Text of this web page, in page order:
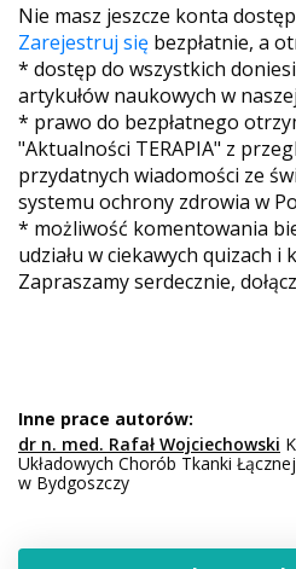
Nie masz jeszcze konta
Zarejestruj się bezpłatnie, a
* dostęp do wszystkich
artykułów naukowych w
* prawo do bezpłatnego
"Aktualności TERAPIA" z
przydatnych wiadomości ze
systemu ochrony zdrowia w
* możliwość komentowania
udziału w ciekawych quizach i
Zapraszamy serdecznie,
Inne prace autorów:
dr n. med. Rafał Wojciechowski
Układowych Chorób Tkanki
w Bydgoszczy